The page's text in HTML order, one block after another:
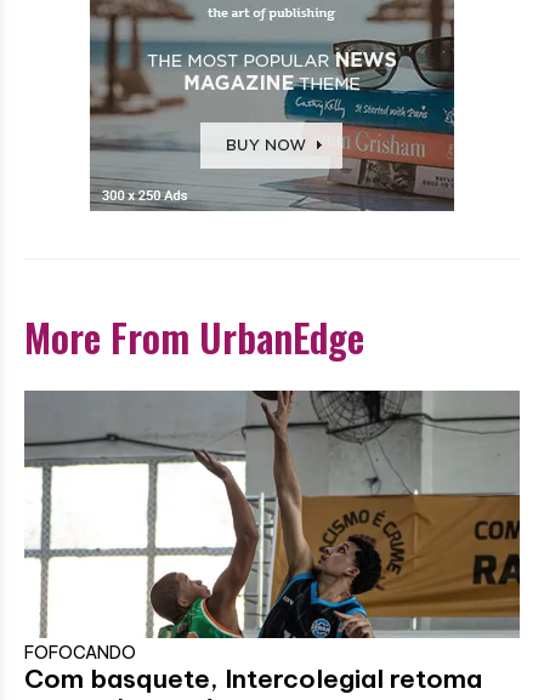
More From UrbanEdge
FOFOCANDO
Com basquete, Intercolegial retoma